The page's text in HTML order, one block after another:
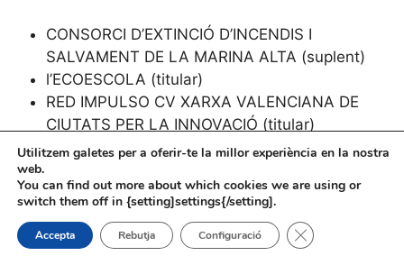
CONSORCI D’EXTINCIÓ D’INCENDIS I
SALVAMENT DE LA MARINA ALTA (suplent)
l’ECOESCOLA (titular)
RED IMPULSO CV XARXA VALENCIANA DE
CIUTATS PER LA INNOVACIÓ (titular)
Utilitzem galetes per a oferir-te la millor experiència en la nostra
web.
You can find out more about which cookies we are using or
switch them off in {setting]settings{/setting].
Accepta Rebutja Configuració Tanca el bàner de